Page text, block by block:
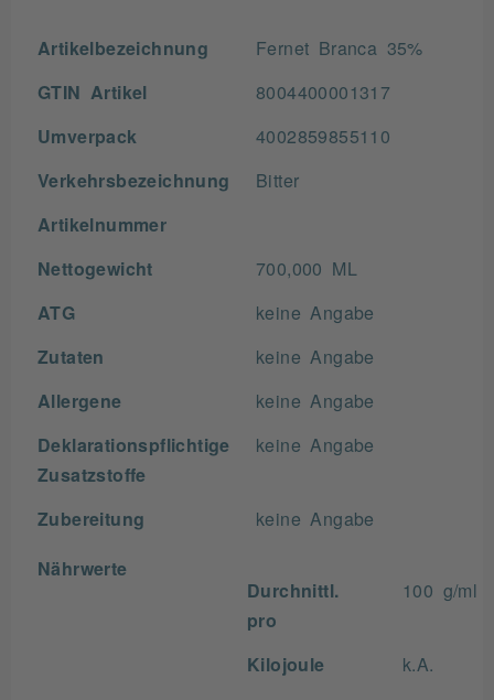
Artikelbezeichnung Fernet Branca 35%
GTIN Artikel 8004400001317
Umverpack 4002859855110
Verkehrsbezeichnung Bitter
Artikelnummer
Nettogewicht 700,000 ML
ATG keine Angabe
Zutaten keine Angabe
Allergene keine Angabe
Deklarationspflichtige
Zusatzstoffe
keine Angabe
Zubereitung keine Angabe
Nährwerte
Durchnittl.
pro
100 g/ml
Kilojoule k.A.